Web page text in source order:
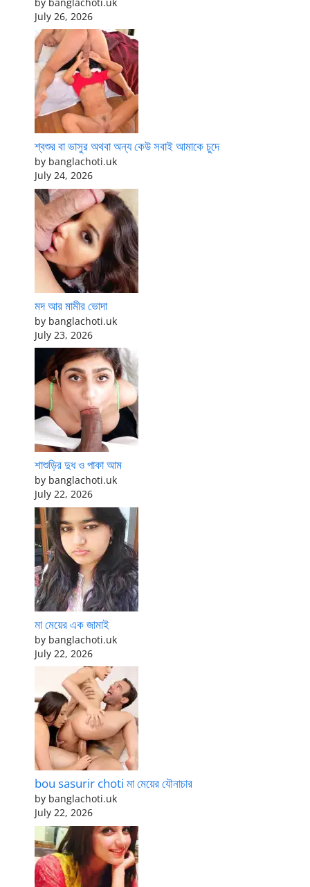
July 26, 2026
শ্বশুর বা ভাসুর অথবা অন্য কেউ সবাই আমাকে চুদে
by banglachoti.uk
July 24, 2026
মদ আর মামীর ভোদা
by banglachoti.uk
July 23, 2026
শাশুড়ির দুধ ও পাকা আম
by banglachoti.uk
July 22, 2026
মা মেয়ের এক জামাই
by banglachoti.uk
July 22, 2026
bou sasurir choti মা মেয়ের যৌনাচার
by banglachoti.uk
July 22, 2026